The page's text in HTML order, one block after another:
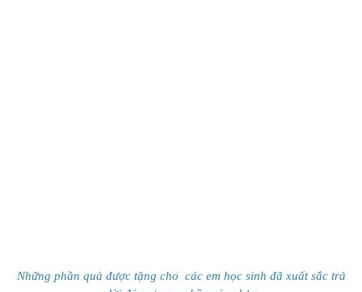
Những phần quà được tặng cho các em học sinh đã xuất sắc trả